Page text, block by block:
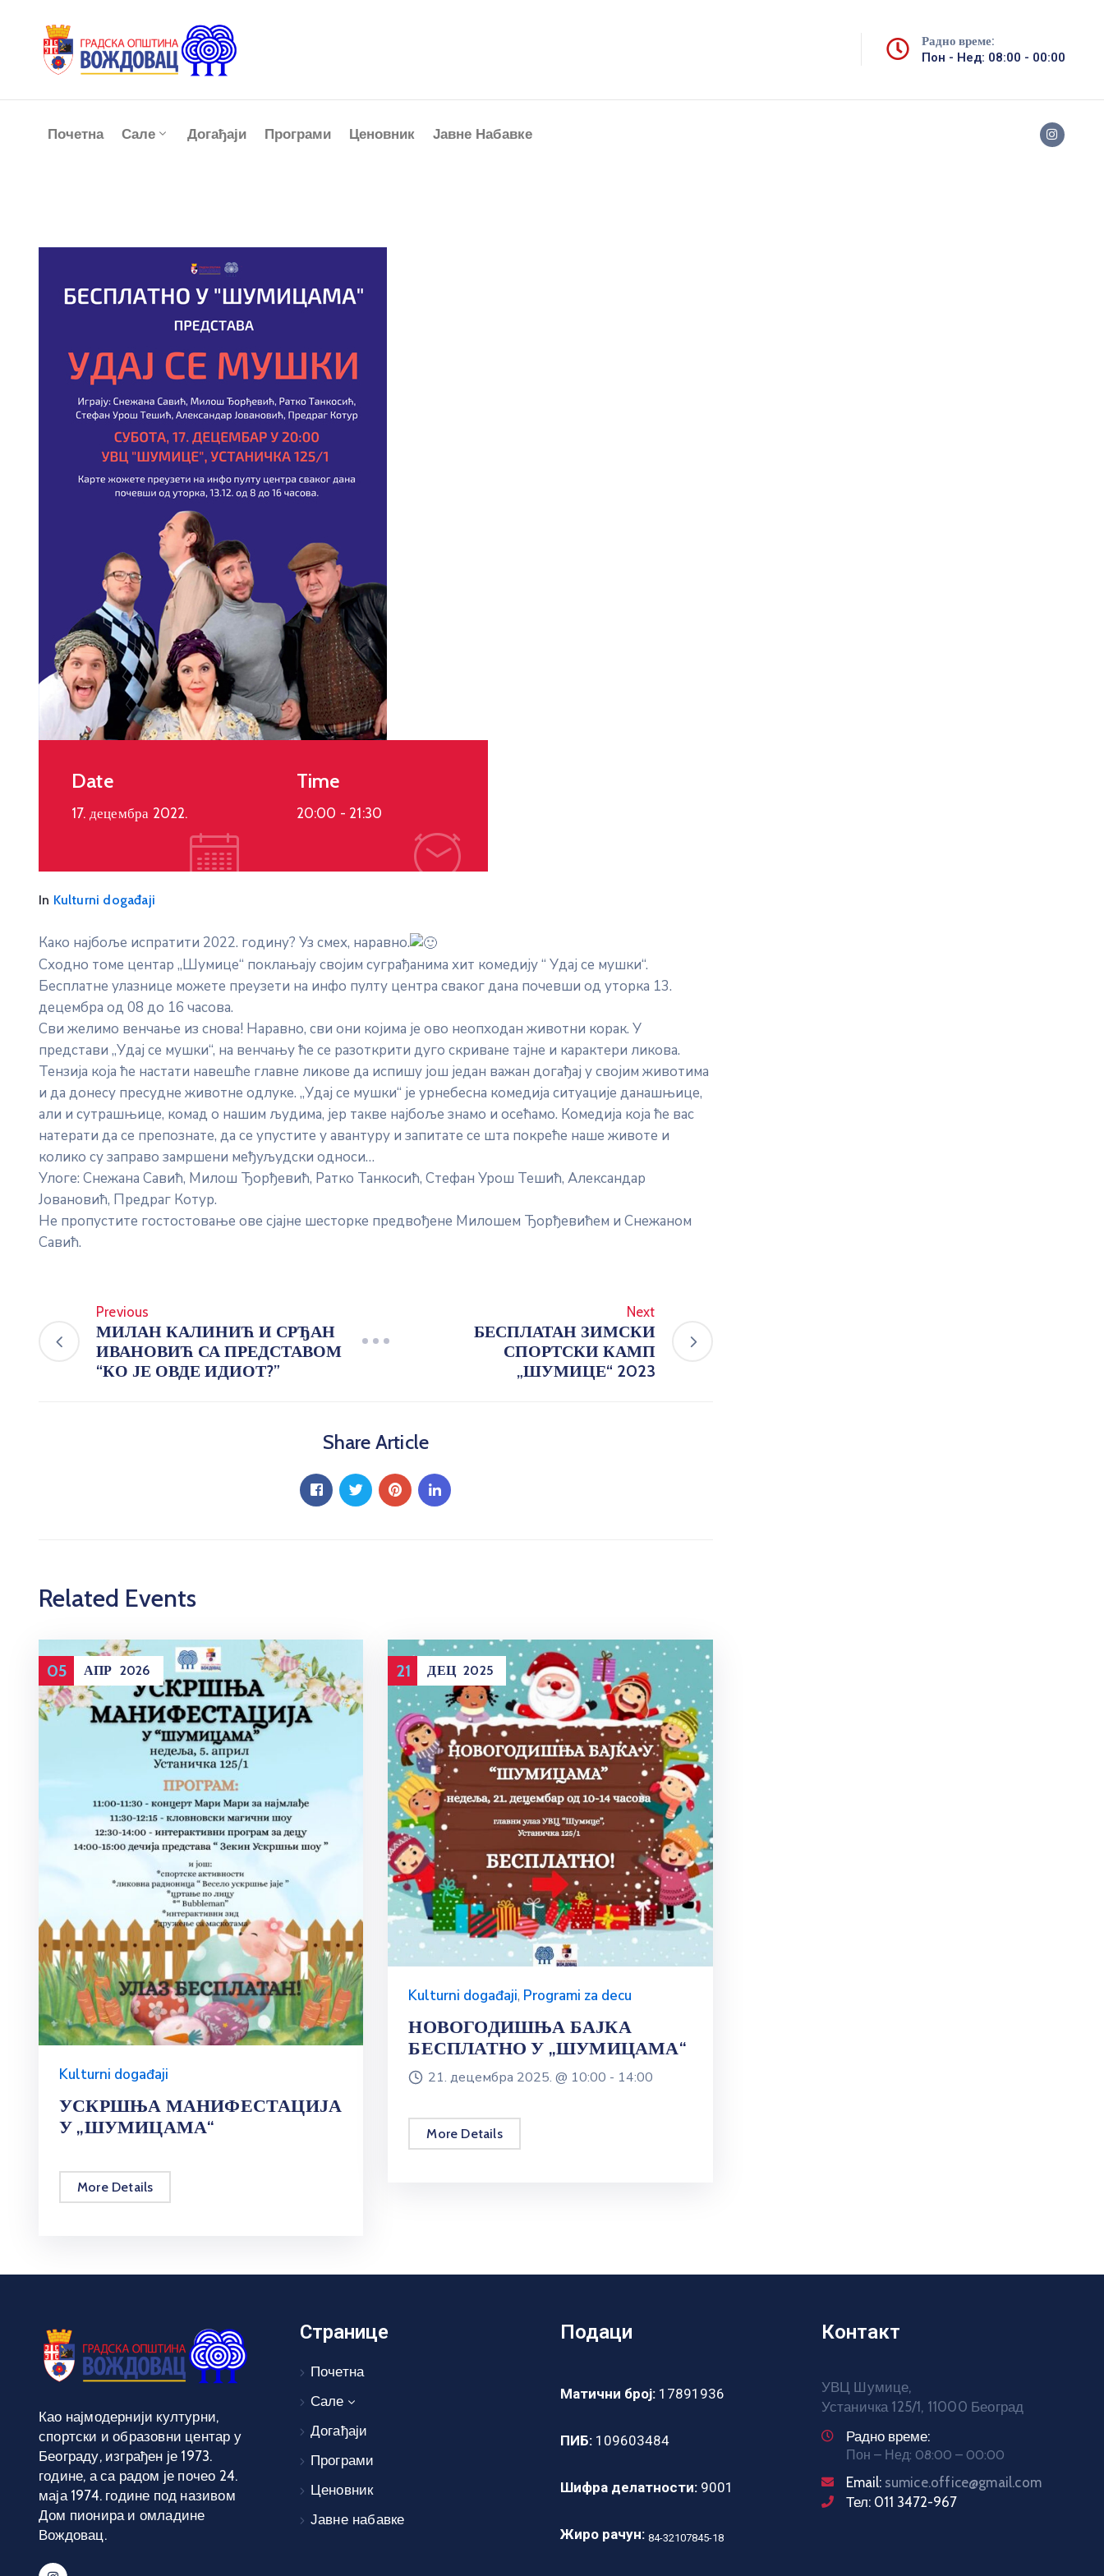
Радно време:
Пон - Нед: 08:00 - 00:00
Почетна Сале Догађаји Програми Ценовник Јавне Набавке
Date
17. децембра 2022.
Time
20:00 - 21:30
In Kulturni događaji
Како најбоље испратити 2022. годину? Уз смех, наравно.
Сходно томе центар „Шумице“ поклањају својим суграђанима хит комедију “ Удај се мушки“.
Бесплатне улазнице можете преузети на инфо пулту центра сваког дана почевши од уторка 13.
децембра од 08 до 16 часова.
Сви желимо венчање из снова! Наравно, сви они којима је ово неопходан животни корак. У
представи „Удај се мушки“, на венчању ће се разоткрити дуго скриване тајне и карактери ликова.
Тензија која ће настати навешће главне ликове да испишу још један важан догађај у својим животима
и да донесу пресудне животне одлуке. „Удај се мушки“ је урнебесна комедија ситуације данашњице,
али и сутрашњице, комад о нашим људима, јер такве најбоље знамо и осећамо. Комедија која ће вас
натерати да се препознате, да се упустите у авантуру и запитате се шта покреће наше животе и
колико су заправо замршени међуљудски односи…
Улоге: Снежана Савић, Милош Ђорђевић, Ратко Танкосић, Стефан Урош Тешић, Александар
Јовановић, Предраг Котур.
Не пропустите гостостовање ове сјајне шесторке предвођене Милошем Ђорђевићем и Снежаном
Савић.
Previous
МИЛАН КАЛИНИЋ И СРЂАН
ИВАНОВИЋ СА ПРЕДСТАВОМ
“КО ЈЕ ОВДЕ ИДИОТ?”
Next
БЕСПЛАТАН ЗИМСКИ
СПОРТСКИ КАМП
„ШУМИЦЕ“ 2023
Share Article
Related Events
05 АПР 2026
Kulturni događaji
УСКРШЊА МАНИФЕСТАЦИЈА
У „ШУМИЦАМА“
More Details
21 ДЕЦ 2025
Kulturni događaji, Programi za decu
НОВОГОДИШЊА БАЈКА
БЕСПЛАТНО У „ШУМИЦАМА“
21. децембра 2025. @ 10:00 - 14:00
More Details
Као најмодернији културни,
спортски и образовни центар у
Београду, изграђен је 1973.
године, а са радом је почео 24.
маја 1974. године под називом
Дом пионира и омладине
Вождовац.
Странице
Почетна
Сале
Догађаји
Програми
Ценовник
Јавне набавке
Подаци
Матични број: 17891936
ПИБ: 109603484
Шифра делатности: 9001
Жиро рачун: 84-32107845-18
Контакт
УВЦ Шумице,
Устаничка 125/1, 11000 Београд
Радно време:
Пон – Нед: 08:00 – 00:00
Email: sumice.office@gmail.com
Тел: 011 3472-967